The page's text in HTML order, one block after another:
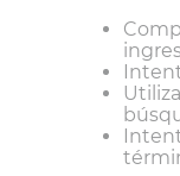
SARTEN
VAPORERAS
BATERÍA
ACERO